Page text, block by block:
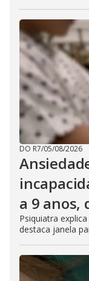
DO R7/05/08/2026
a 9 anos,
Psiquiatra
destaca janela